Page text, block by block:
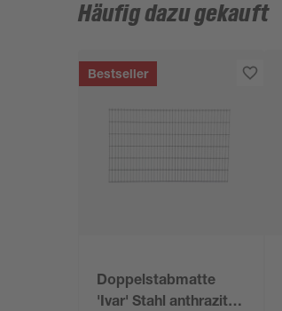
Häufig dazu gekauft
Bestseller
Doppelstabmatte
'Ivar' Stahl anthrazit